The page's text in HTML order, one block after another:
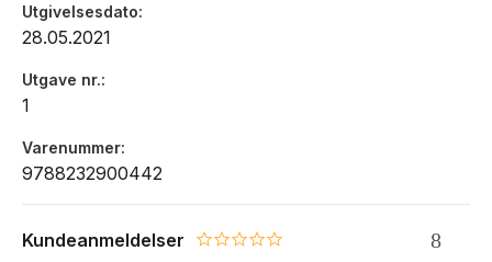
Utgivelsesdato
28.05.2021
Utgave nr.
1
Varenummer
9788232900442
Kundeanmeldelser 0.0 star rating